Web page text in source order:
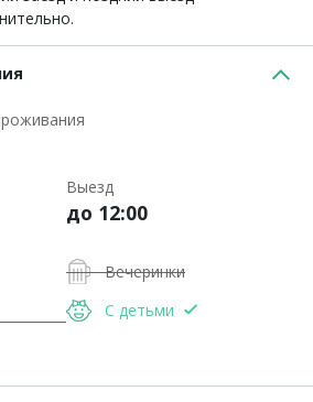
Выезд
до 12:00
Вечеринки
С детьми